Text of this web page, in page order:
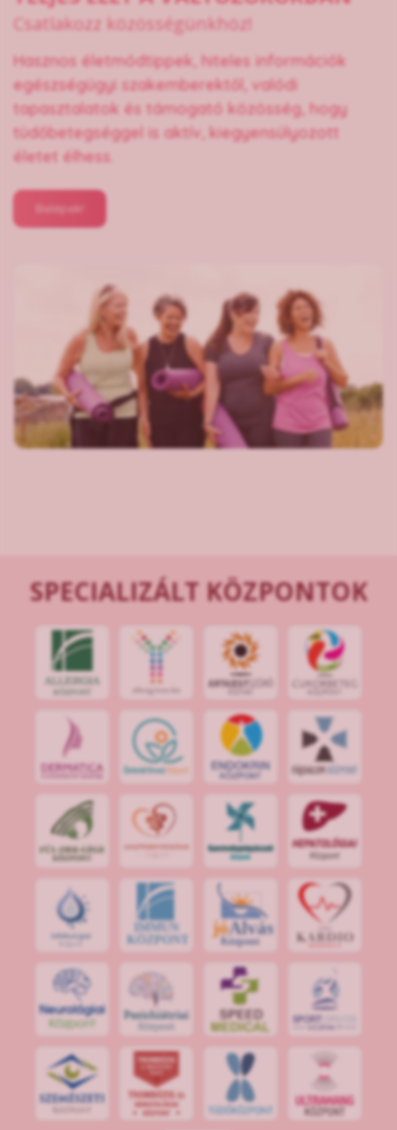
Csatlakozz közösségünkhöz!
Hasznos életmódtippek, hiteles információk
egészségügyi szakemberektől, valódi
tapasztalatok és támogató közösség, hogy
tüdőbetegséggel is aktív, kiegyensúlyozott
életet élhess.
Belépek!
SPECIALIZÁLT KÖZPONTOK
IMMUN
KÖZPONT
jóAlvás
Központ
SPOR